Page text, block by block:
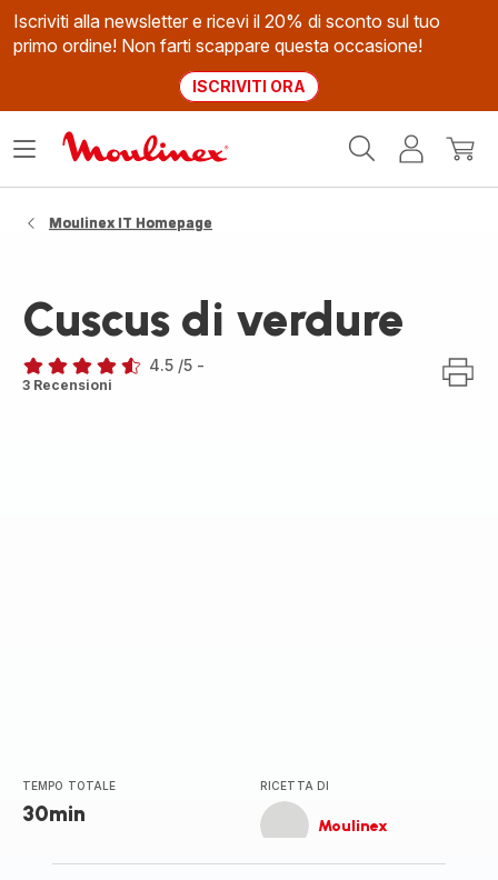
Iscriviti alla newsletter e ricevi il 20% di sconto sul tuo
primo ordine! Non farti scappare questa occasione!
ISCRIVITI ORA
Il
Apri
Moulinex IT Homepage
Cuscus di verdure
ratings.4.5
4.5 /5 -
3 Recensioni
TEMPO TOTALE
30min
RICETTA DI
Moulinex